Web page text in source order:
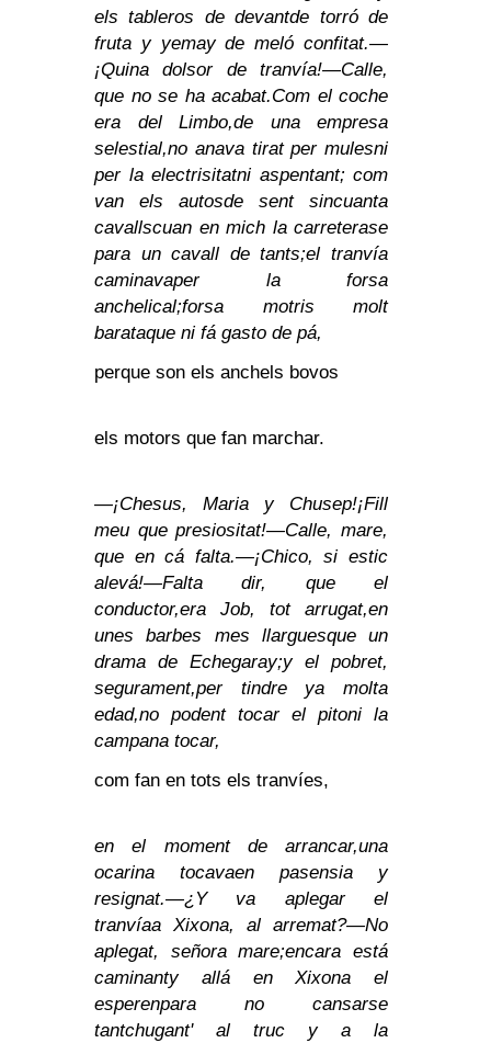
els tableros de devantde torró de
fruta y yemay de meló confitat.—
¡Quina dolsor de tranvía!—Calle,
que no se ha acabat.Com el coche
era del Limbo,de una empresa
selestial,no anava tirat per mulesni
per la electrisitatni aspentant; com
van els autosde sent sincuanta
cavallscuan en mich la carreterase
para un cavall de tants;el tranvía
caminavaper la forsa
anchelical;forsa motris molt
barataque ni fá gasto de pá,
perque son els anchels bovos
els motors que fan marchar.
—¡Chesus, Maria y Chusep!¡Fill
meu que presiositat!—Calle, mare,
que en cá falta.—¡Chico, si estic
alevá!—Falta dir, que el
conductor,era Job, tot arrugat,en
unes barbes mes llarguesque un
drama de Echegaray;y el pobret,
segurament,per tindre ya molta
edad,no podent tocar el pitoni la
campana tocar,
com fan en tots els tranvíes,
en el moment de arrancar,una
ocarina tocavaen pasensia y
resignat.—¿Y va aplegar el
tranvíaa Xixona, al arremat?—No
aplegat, señora mare;encara está
caminanty allá en Xixona el
esperenpara no cansarse
tantchugant' al truc y a la